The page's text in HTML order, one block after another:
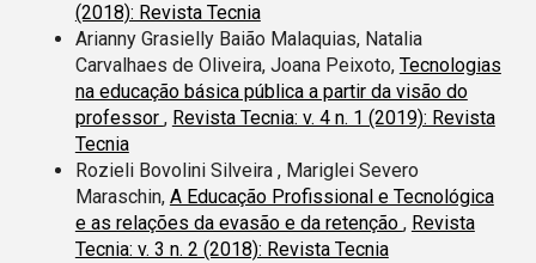
(2018): Revista Tecnia
Arianny Grasielly Baião Malaquias, Natalia
Carvalhaes de Oliveira, Joana Peixoto, Tecnologias
na educação básica pública a partir da visão do
professor , Revista Tecnia: v. 4 n. 1 (2019): Revista
Tecnia
Rozieli Bovolini Silveira , Mariglei Severo
Maraschin, A Educação Profissional e Tecnológica
e as relações da evasão e da retenção , Revista
Tecnia: v. 3 n. 2 (2018): Revista Tecnia